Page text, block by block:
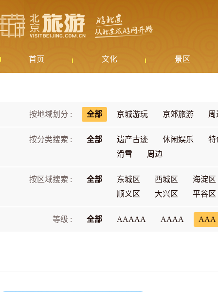
首页 文化 景区
按地域划分 : 全部 京城游玩 京郊旅游 周
按分类搜索 : 全部 遗产古迹 休闲娱乐
特
滑雪
周边
按区域搜索 : 全部 东城区 西城区
海淀区
顺义区
大兴区 平谷区
等级 : 全部 AAAAA AAAA AAA